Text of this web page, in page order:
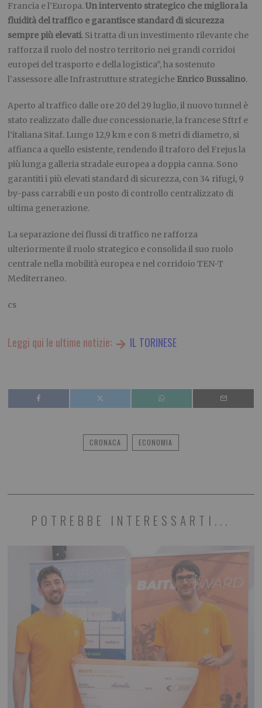
Francia e l’Europa.Un intervento strategico che migliora la
fluidità del traffico e garantisce standard di sicurezza
sempre più elevati. Si tratta di un investimento rilevante che
rafforza il ruolo del nostro territorio nei grandi corridoi
europei del trasporto e della logistica”, ha sostenuto
l’assessore alle Infrastrutture strategiche Enrico Bussalino.
Aperto al traffico dalle ore 20 del 29 luglio, il nuovo tunnel è
stato realizzato dalle due concessionarie, la francese Sftrf e
l’italiana Sitaf. Lungo 12,9 km e con 8 metri di diametro, si
affianca a quello esistente, rendendo il traforo del Frejus la
più lunga galleria stradale europea a doppia canna. Sono
garantiti i più elevati standard di sicurezza, con 34 rifugi, 9
by-pass carrabili e un posto di controllo centralizzato di
ultima generazione.
La separazione dei flussi di traffico ne rafforza
ulteriormente il ruolo strategico e consolida il suo ruolo
centrale nella mobilità europea e nel corridoio TEN-T
Mediterraneo.
cs
Leggi qui le ultime notizie: IL TORINESE
CRONACA ECONOMIA
POTREBBE INTERESSARTI...